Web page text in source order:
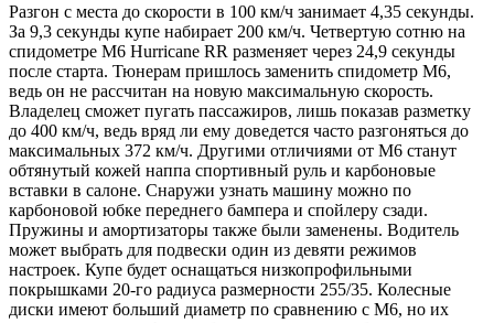
Разгон с места до скорости в 100 км/ч занимает 4,35 секунды.
За 9,3 секунды купе набирает 200 км/ч. Четвертую сотню на
спидометре M6 Hurricane RR разменяет через 24,9 секунды
после старта. Тюнерам пришлось заменить спидометр M6,
ведь он не рассчитан на новую максимальную скорость.
Владелец сможет пугать пассажиров, лишь показав разметку
до 400 км/ч, ведь вряд ли ему доведется часто разгоняться до
максимальных 372 км/ч. Другими отличиями от М6 станут
обтянутый кожей наппа спортивный руль и карбоновые
вставки в салоне. Снаружи узнать машину можно по
карбоновой юбке переднего бампера и спойлеру сзади.
Пружины и амортизаторы также были заменены. Водитель
может выбрать для подвески один из девяти режимов
настроек. Купе будет оснащаться низкопрофильными
покрышками 20-го радиуса размерности 255/35. Колесные
диски имеют больший диаметр по сравнению с М6, но их